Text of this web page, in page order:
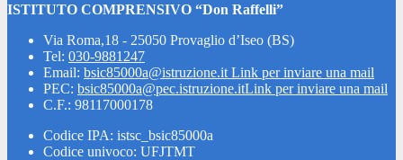
ISTITUTO COMPRENSIVO “Don Raffelli”
Via Roma,18 - 25050 Provaglio d’Iseo (BS)
Tel: 030-9881247
Email: bsic85000a@istruzione.it Link per inviare una mail
PEC: bsic85000a@pec.istruzione.itLink per inviare una mail
C.F.: 98117000178
Codice IPA: istsc_bsic85000a
Codice univoco: UFJTMT